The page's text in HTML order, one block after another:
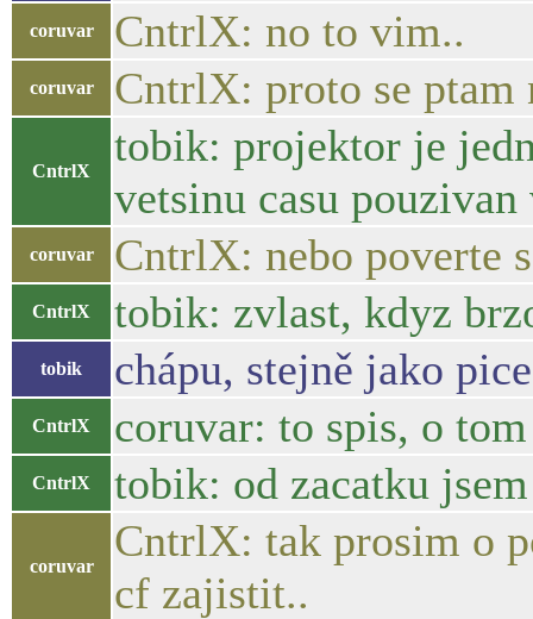
coruvar CntrlX: no to vim..
coruvar CntrlX: proto se ptam
CntrlX
tobik: projektor je
vetsinu casu
coruvar CntrlX: nebo poverte
CntrlX tobik: zvlast, kdyz
tobik chápu, stejně jako
CntrlX coruvar: to spis, o
CntrlX tobik: od zacatku
coruvar
CntrlX: tak prosim o
cf zajistit..